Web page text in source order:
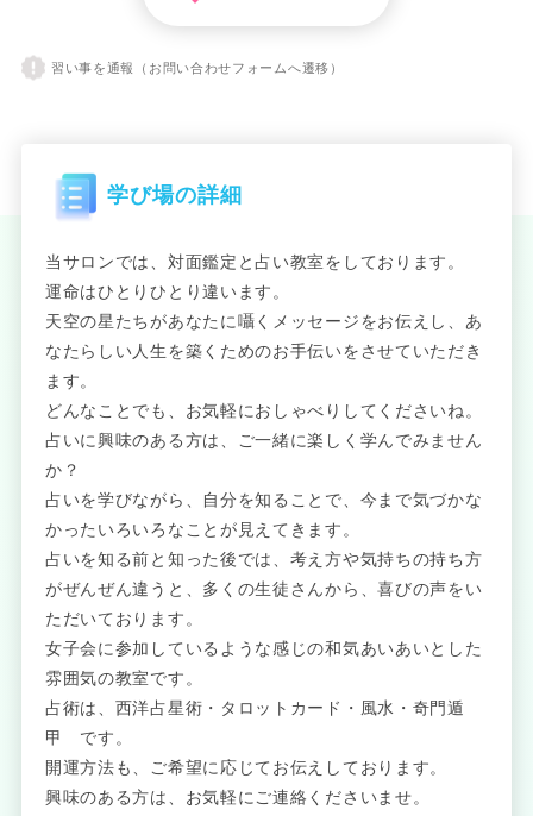
習い事を通報（お問い合わせフォームへ遷移）
学び場の詳細
当サロンでは、対面鑑定と占い教室をしております。
運命はひとりひとり違います。
天空の星たちがあなたに囁くメッセージをお伝えし、あ
なたらしい人生を築くためのお手伝いをさせていただき
ます。
どんなことでも、お気軽におしゃべりしてくださいね。
占いに興味のある方は、ご一緒に楽しく学んでみません
か？
占いを学びながら、自分を知ることで、今まで気づかな
かったいろいろなことが見えてきます。
占いを知る前と知った後では、考え方や気持ちの持ち方
がぜんぜん違うと、多くの生徒さんから、喜びの声をい
ただいております。
女子会に参加しているような感じの和気あいあいとした
雰囲気の教室です。
占術は、西洋占星術・タロットカード・風水・奇門遁
甲 です。
開運方法も、ご希望に応じてお伝えしております。
興味のある方は、お気軽にご連絡くださいませ。